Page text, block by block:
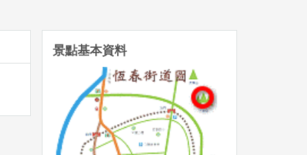
景點基本資料